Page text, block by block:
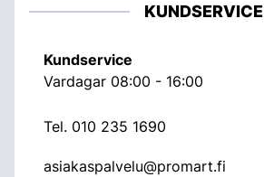
KUNDSERVICE
Kundservice
Vardagar 08:00 - 16:00
Tel. 010 235 1690
asiakaspalvelu@promart.fi